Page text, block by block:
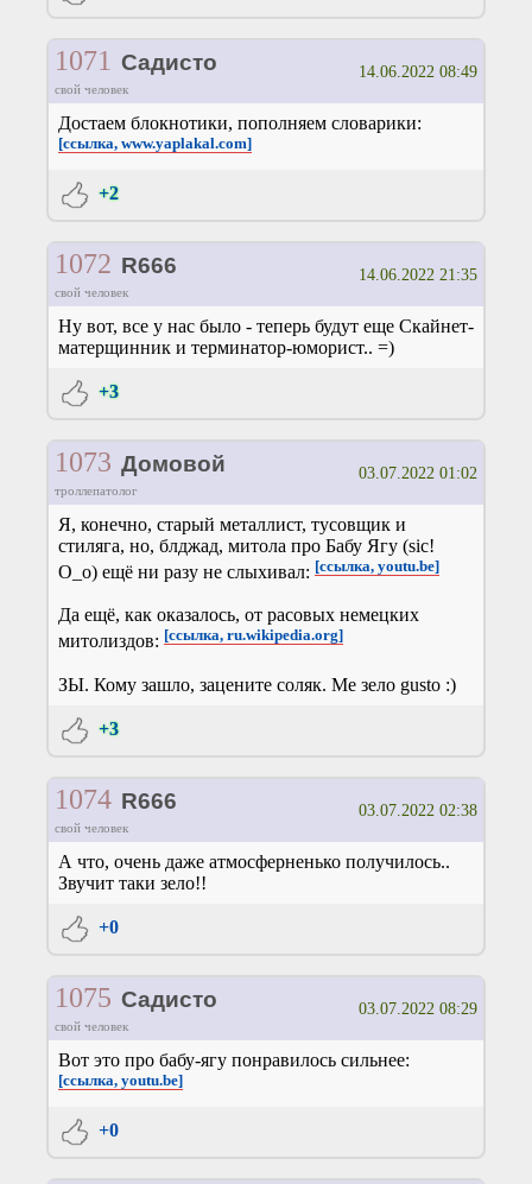
1071 Садисто
свой человек
14.06.2022 08:49
Достаем блокнотики, пополняем словарики:
[ссылка, www.yaplakal.com]
+2
1072 R666
свой человек
14.06.2022 21:35
Ну вот, все у нас было - теперь будут еще Скайнет-
матерщинник и терминатор-юморист.. =)
+3
1073 Домовой
троллепатолог
03.07.2022 01:02
Я, конечно, старый металлист, тусовщик и
стиляга, но, блджад, митола про Бабу Ягу (sic!
O_o) ещё ни разу не слыхивал: [ссылка, youtu.be]
Да ещё, как оказалось, от расовых немецких
митолиздов: [ссылка, ru.wikipedia.org]
ЗЫ. Кому зашло, зацените соляк. Me зело gusto :)
+3
1074 R666
свой человек
03.07.2022 02:38
А что, очень даже атмосферненько получилось..
Звучит таки зело!!
+0
1075 Садисто
свой человек
03.07.2022 08:29
Вот это про бабу-ягу понравилось сильнее:
[ссылка, youtu.be]
+0